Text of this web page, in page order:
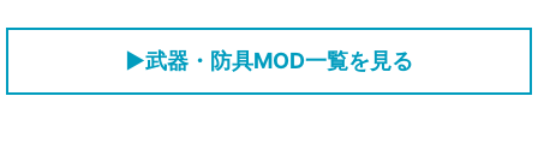
▶武器・防具MOD一覧を見る